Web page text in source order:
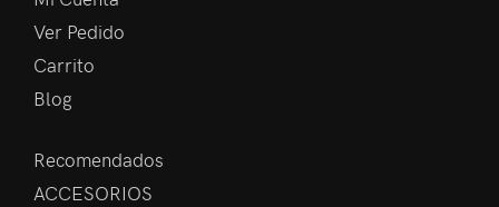
Ver Pedido
Carrito
Blog
Recomendados
ACCESORIOS